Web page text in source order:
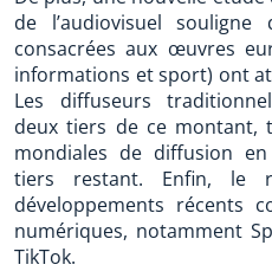
de l’audiovisuel souligne
consacrées aux œuvres
informations et sport) ont
Les diffuseurs
deux tiers de ce montant,
mondiales de diffusion
tiers restant. Enfin, le
développements récents
numériques, notamment
TikTok.